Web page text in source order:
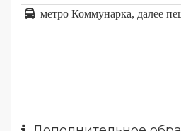
метро Коммунарка, далее